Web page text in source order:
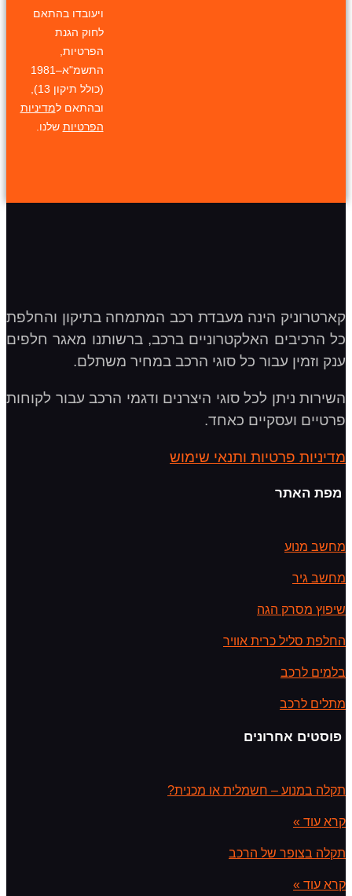
ויעובדו בהתאם
לחוק הגנת
הפרטיות,
התשמ"א–1981
(כולל תיקון 13),
ובהתאם למדיניות
הפרטיות שלנו.
קארטרוניק הינה מעבדת רכב המתמחה בתיקון והחלפת
כל הרכיבים האלקטרוניים ברכב, ברשותנו מאגר חלפים
ענק וזמין עבור כל סוגי הרכב במחיר משתלם.
השירות ניתן לכל סוגי היצרנים ודגמי הרכב עבור לקוחות
פרטיים ועסקיים כאחד.
מדיניות פרטיות ותנאי שימוש
מפת האתר
מחשב מנוע
מחשב גיר
שיפוץ מסרק הגה
החלפת סליל כרית אוויר
בלמים לרכב
מתלים לרכב
פוסטים אחרונים
תקלה במנוע – חשמלית או מכנית?
קרא עוד »
תקלה בצופר של הרכב
קרא עוד »